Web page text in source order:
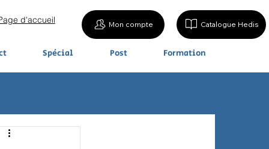
d'accueil Mon compte Catalogue Hedis
Spécial Post Formation